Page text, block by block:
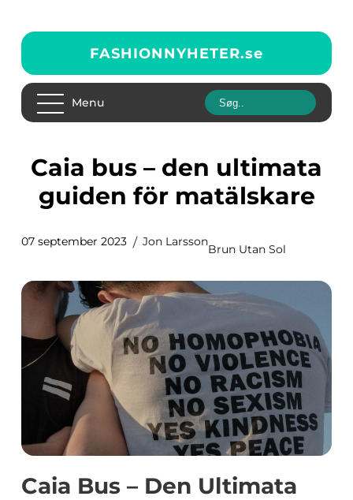
FASHIONNYHETER.se
Menu
Caia bus – den ultimata
guiden för matälskare
07 september 2023 Jon Larsson
Brun Utan Sol
Caia Bus – Den Ultimata